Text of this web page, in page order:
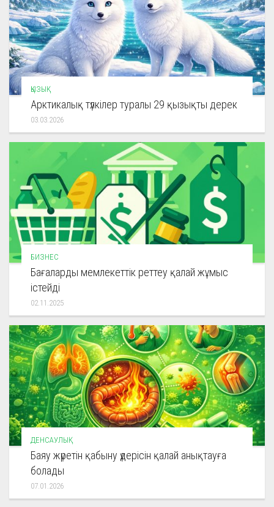
ҚЫЗЫҚ
Арктикалық түлкілер туралы 29 қызықты дерек
03.03.2026
БИЗНЕС
Бағаларды мемлекеттік реттеу қалай жұмыс
істейді
02.11.2025
ДЕНСАУЛЫҚ
Баяу жүретін қабыну үдерісін қалай анықтауға
болады
07.01.2026